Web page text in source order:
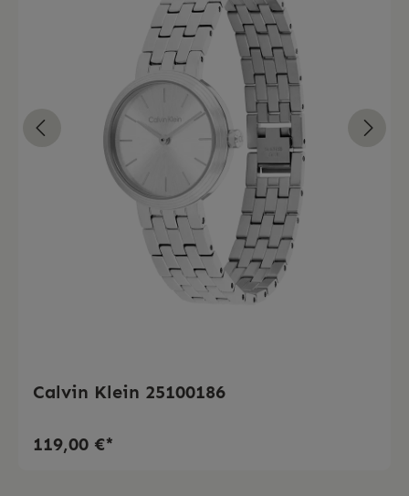
Calvin Klein 25100186
119,00 €*